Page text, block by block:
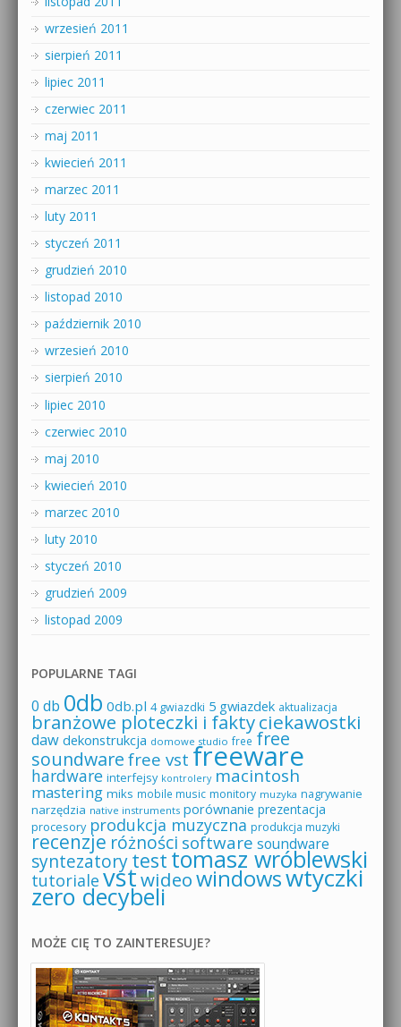
wrzesień 2011
sierpień 2011
lipiec 2011
czerwiec 2011
maj 2011
kwiecień 2011
marzec 2011
luty 2011
styczeń 2011
grudzień 2010
listopad 2010
październik 2010
wrzesień 2010
sierpień 2010
lipiec 2010
czerwiec 2010
maj 2010
kwiecień 2010
marzec 2010
luty 2010
styczeń 2010
grudzień 2009
listopad 2009
POPULARNE TAGI
0 db 0db 0db.pl 4 gwiazdki 5 gwiazdek aktualizacja
branżowe ploteczki i faktyciekawostki
daw dekonstrukcja domowe studio free free
soundware free vst freeware
hardware interfejsy kontrolery macintosh
mastering miks mobile music monitory muzyka nagrywanie
narzędzia native instruments porównanie prezentacja
procesory produkcja muzyczna produkcja muzyki
recenzje różności software soundware
syntezatorytesttomasz wróblewski
tutoriale vstwideowindowswtyczki
zero decybeli
MOŻE CIĘ TO ZAINTERESUJE?